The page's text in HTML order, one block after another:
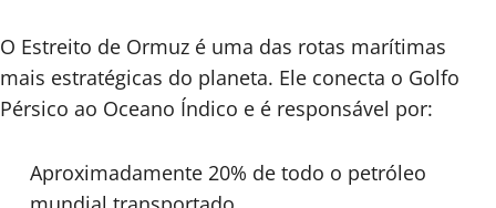
O Estreito de Ormuz é uma das rotas marítimas
mais estratégicas do planeta. Ele conecta o Golfo
Pérsico ao Oceano Índico e é responsável por:
Aproximadamente 20% de todo o petróleo